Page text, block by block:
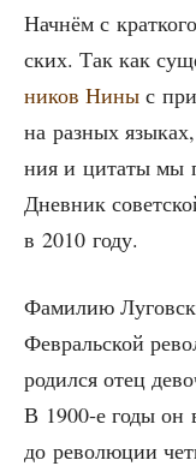
Нач­нём с
ских. Так как
ни­ков Нины с
на раз­ных
ния и цита­ты мы
Днев­ник
в 2010 году.
Фами­лию
Фев­раль­ской
родил­ся отец
В 1900‑е годы он
до рево­лю­ции